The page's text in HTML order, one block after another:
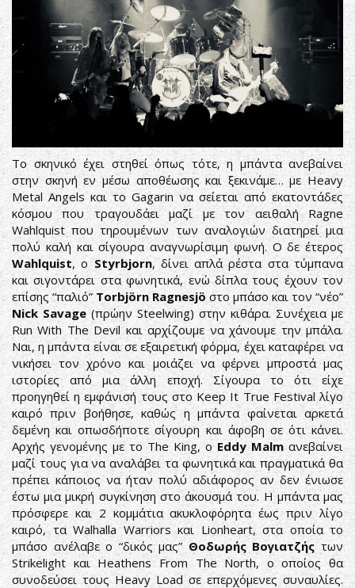
Το σκηνικό έχει στηθεί όπως τότε, η μπάντα ανεβαίνει
στην σκηνή εν μέσω αποθέωσης και ξεκινάμε… με Heavy
Metal Angels και το Gagarin να σείεται από εκατοντάδες
κόσμου που τραγουδάει μαζί με τον αειθαλή Ragne
Wahlquist που τηρουμένων των αναλογιών διατηρεί μια
πολύ καλή και σίγουρα αναγνωρίσιμη φωνή. Ο δε έτερος
Wahlquist, oStyrbjorn, δίνει απλά ρέστα στα τύμπανα
και σιγοντάρει στα φωνητικά, ενώ δίπλα τους έχουν τον
επίσης “παλιό” Torbjörn Ragnesjö στο μπάσο και τον “νέο”
Nick Savage (πρώην Steelwing) στην κιθάρα. Συνέχεια με
Run With The Devil και αρχίζουμε να χάνουμε την μπάλα.
Ναι, η μπάντα είναι σε εξαιρετική φόρμα, έχει καταφέρει να
νικήσει τον χρόνο και μοιάζει να φέρνει μπροστά μας
ιστορίες από μια άλλη εποχή. Σίγουρα το ότι είχε
προηγηθεί η εμφάνισή τους στο Keep It True Festival λίγο
καιρό πριν βοήθησε, καθώς η μπάντα φαίνεται αρκετά
δεμένη και οπωσδήποτε σίγουρη και άφοβη σε ότι κάνει.
Αρχής γενομένης με το The King, ο Eddy Malmανεβαίνει
μαζί τους για να αναλάβει τα φωνητικά και πραγματικά θα
πρέπει κάποιος να ήταν πολύ αδιάφορος αν δεν ένιωσε
έστω μια μικρή συγκίνηση στο άκουσμά του. Η μπάντα μας
πρόσφερε και 2 κομμάτια ακυκλοφόρητα έως πριν λίγο
καιρό, τα Walhalla Warriors και Lionheart, στα οποία το
μπάσο ανέλαβε ο “δικός μας”Θοδωρής Βογιατζήςτων
Strikelight και Heathens From The North, ο οποίος θα
συνοδεύσει τους Heavy Load σε επερχόμενες συναυλίες.